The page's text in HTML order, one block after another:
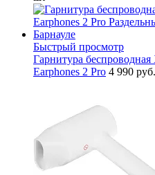
Быстрый просмотр
Гарнитура
Earphones 2 Pro 4 990 руб.